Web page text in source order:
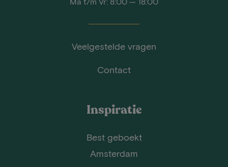
Veelgestelde vragen
Contact
Inspiratie
Best geboekt
Amsterdam